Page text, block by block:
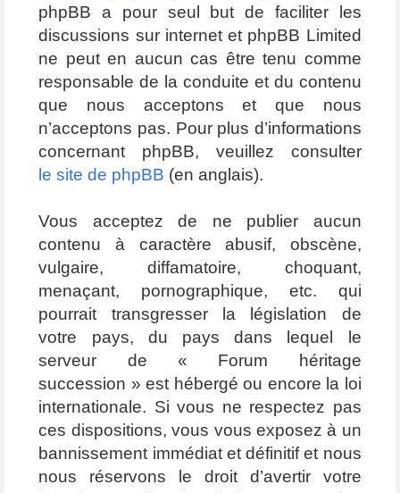
phpBB a pour seul but de faciliter les
discussions sur internet et phpBB Limited
ne peut en aucun cas être tenu comme
responsable de la conduite et du contenu
que nous acceptons et que nous
n’acceptons pas. Pour plus d’informations
concernant phpBB, veuillez consulter
le site de phpBB (en anglais).
Vous acceptez de ne publier aucun
contenu à caractère abusif, obscène,
vulgaire, diffamatoire, choquant,
menaçant, pornographique, etc. qui
pourrait transgresser la législation de
votre pays, du pays dans lequel le
serveur de « Forum héritage
succession » est hébergé ou encore la loi
internationale. Si vous ne respectez pas
ces dispositions, vous vous exposez à un
bannissement immédiat et définitif et nous
nous réservons le droit d’avertir votre